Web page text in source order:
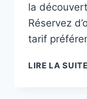
la
Réservez
tarif
LIRE LA SUITE